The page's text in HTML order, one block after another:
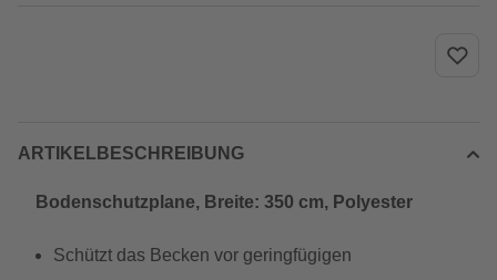
ARTIKELBESCHREIBUNG
Bodenschutzplane, Breite: 350 cm, Polyester
Schützt das Becken vor geringfügigen